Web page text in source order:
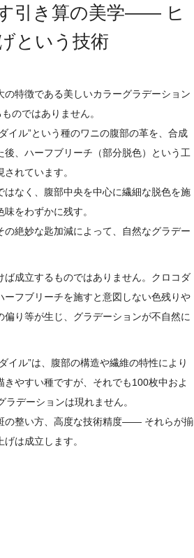
引き算の美学―― ヒ
という技術
の特徴である美しいカラーグラデーション
のではありません。
イル”という種のワニの腹部の革を、合成
後、ハーフブリーチ（部分脱色）という工
れています。
はなく、腹部中央を中心に繊細な脱色を施
をわずかに残す。
の絶妙な匙加減によって、自然なグラデー
ば成立するものではありません。クロコダ
ーフブリーチを施すと意図しない色残りや
り等が生じ、グラデーションが不自然に
イル”は、腹部の構造や繊維の特性により
きやすい種ですが、それでも100枚中およ
デーションは現れません。
の整い方、高度な技術精度―― それらが揃
は成立します。